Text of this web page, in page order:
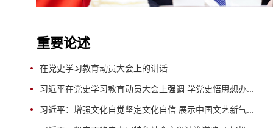
重要论述
在党史学习教育动员大会上的讲话
习近平在党史学习教育动员大会上强调 学党史悟思想办...
习近平：增强文化自觉坚定文化自信 展示中国文艺新气...